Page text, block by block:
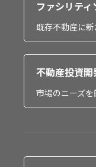
ファシリテ
既存不動産に
不動産投資開
市場のニーズ